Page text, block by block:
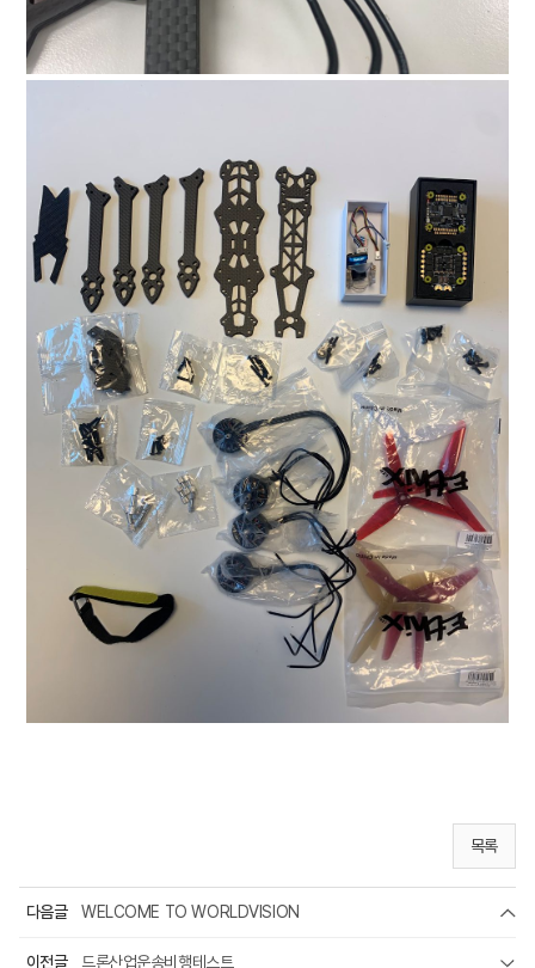
목록
다음글 WELCOME TO WORLDVISION
이전글 드론산업운송비행테스트